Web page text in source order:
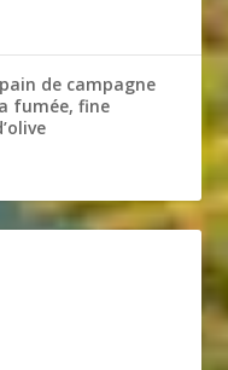
de campagne
fumée, fine